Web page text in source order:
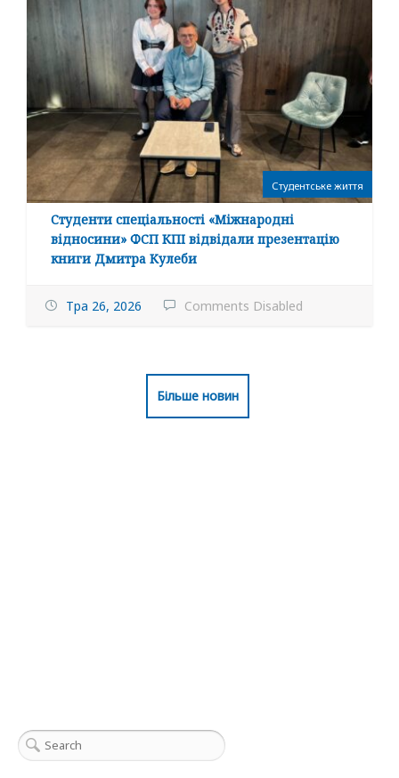
Студентське життя
Студенти спеціальності «Міжнародні
відносини» ФСП КПІ відвідали презентацію
книги Дмитра Кулеби
Тра 26, 2026 Comments Disabled
Більше новин